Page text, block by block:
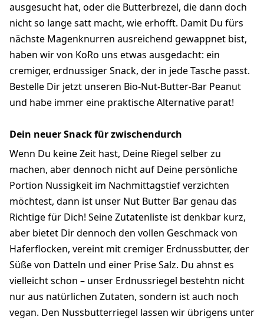
ausgesucht hat, oder die Butterbrezel, die dann doch
nicht so lange satt macht, wie erhofft. Damit Du fürs
nächste Magenknurren ausreichend gewappnet bist,
haben wir von KoRo uns etwas ausgedacht: ein
cremiger, erdnussiger Snack, der in jede Tasche passt.
Bestelle Dir jetzt unseren Bio-Nut-Butter-Bar Peanut
und habe immer eine praktische Alternative parat!
Dein neuer Snack für zwischendurch
Wenn Du keine Zeit hast, Deine Riegel selber zu
machen, aber dennoch nicht auf Deine persönliche
Portion Nussigkeit im Nachmittagstief verzichten
möchtest, dann ist unser Nut Butter Bar genau das
Richtige für Dich! Seine Zutatenliste ist denkbar kurz,
aber bietet Dir dennoch den vollen Geschmack von
Haferflocken, vereint mit cremiger Erdnussbutter, der
Süße von Datteln und einer Prise Salz. Du ahnst es
vielleicht schon – unser Erdnussriegel bestehtn nicht
nur aus natürlichen Zutaten, sondern ist auch noch
vegan. Den Nussbutterriegel lassen wir übrigens unter